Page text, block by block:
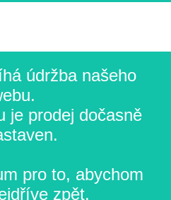
údržba našeho
je prodej dočasně
pro to, abychom
zpět.